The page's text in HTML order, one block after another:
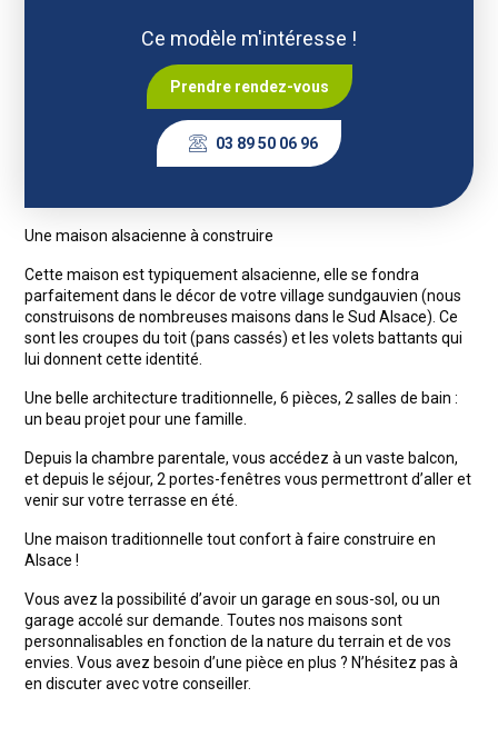
Ce modèle m'intéresse !
Prendre rendez-vous
03 89 50 06 96
Une maison alsacienne à construire
Cette maison est typiquement alsacienne, elle se fondra
parfaitement dans le décor de votre village sundgauvien (nous
construisons de nombreuses maisons dans le Sud Alsace). Ce
sont les croupes du toit (pans cassés) et les volets battants qui
lui donnent cette identité.
Une belle architecture traditionnelle, 6 pièces, 2 salles de bain :
un beau projet pour une famille.
Depuis la chambre parentale, vous accédez à un vaste balcon,
et depuis le séjour, 2 portes-fenêtres vous permettront d’aller et
venir sur votre terrasse en été.
Une maison traditionnelle tout confort à faire construire en
Alsace !
Vous avez la possibilité d’avoir un garage en sous-sol, ou un
garage accolé sur demande. Toutes nos maisons sont
personnalisables en fonction de la nature du terrain et de vos
envies. Vous avez besoin d’une pièce en plus ? N’hésitez pas à
en discuter avec votre conseiller.